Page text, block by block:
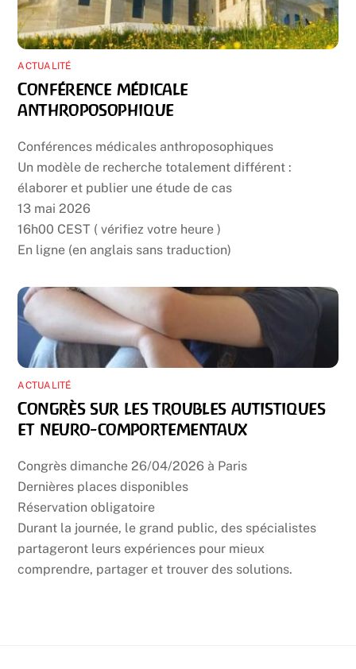
ACTUALITÉ
Conférence médicale
anthroposophique
Conférences médicales anthroposophiques
Un modèle de recherche totalement différent :
élaborer et publier une étude de cas
13 mai 2026
16h00 CEST ( vérifiez votre heure )
En ligne (en anglais sans traduction)
ACTUALITÉ
Congrès sur les troubles autistiques
et neuro-comportementaux
Congrès dimanche 26/04/2026 à Paris
Dernières places disponibles
Réservation obligatoire
Durant la journée, le grand public, des spécialistes
partageront leurs expériences pour mieux
comprendre, partager et trouver des solutions.